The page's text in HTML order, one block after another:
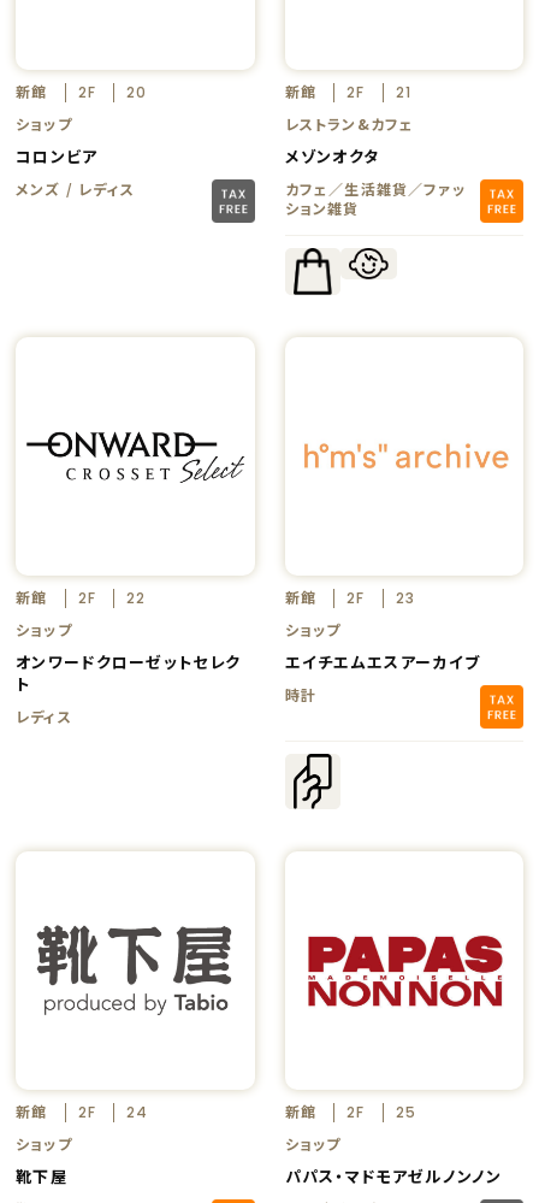
新館 2F
20
ショップ
コロンビア
メンズ / レディス
新館 2F
21
レストラン&カフェ
メゾンオクタ
カフェ／生活雑貨／ファッ
ション雑貨
新館 2F
22
ショップ
オンワードクローゼットセレク
ト
レディス
新館 2F
23
ショップ
エイチエムエスアーカイブ
時計
新館 2F
24
ショップ
靴下屋
新館 2F
25
ショップ
パパス・マドモアゼルノンノン